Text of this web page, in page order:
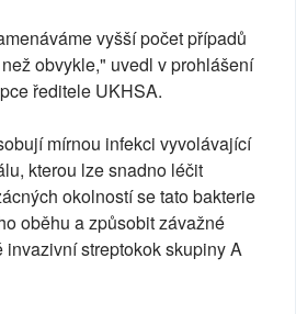
vyšší počet případů
obvykle," uvedl v prohlášení
ředitele UKHSA.
mírnou infekci vyvolávající
kterou lze snadno léčit
okolností se tato bakterie
oběhu a způsobit závažné
streptokok skupiny A